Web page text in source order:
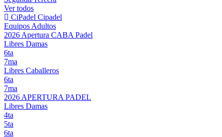
Ver todos
CiPadel Cipadel
Equipos Adultos
2026 Apertura CABA Padel
Libres Damas
6ta
7ma
Libres Caballeros
6ta
7ma
2026 APERTURA PADEL
Libres Damas
4ta
5ta
6ta